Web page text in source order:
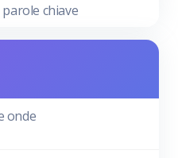
chiave
onde